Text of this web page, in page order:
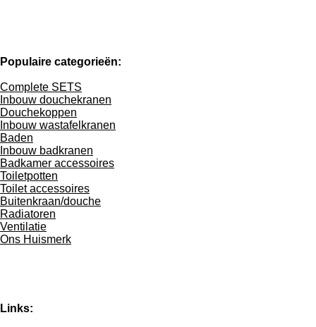
Populaire categorieën:
Complete SETS
Inbouw douchekranen
Douchekoppen
Inbouw wastafelkranen
Baden
Inbouw badkranen
Badkamer accessoires
Toiletpotten
Toilet accessoires
Buitenkraan/douche
Radiatoren
Ventilatie
Ons Huismerk
Links: